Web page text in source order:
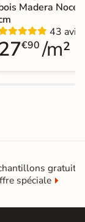
Madera Noce
43 avis
27€90 /m²
gratuit
spéciale